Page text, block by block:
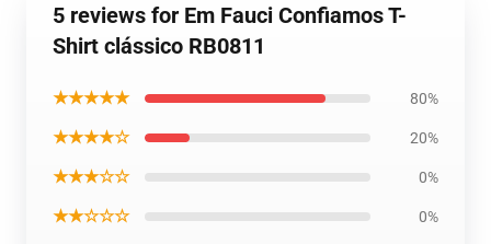
5 reviews for Em Fauci Confiamos T-
Shirt clássico RB0811
★★★★★ 80%
★★★★☆ 20%
★★★☆☆ 0%
★★☆☆☆ 0%